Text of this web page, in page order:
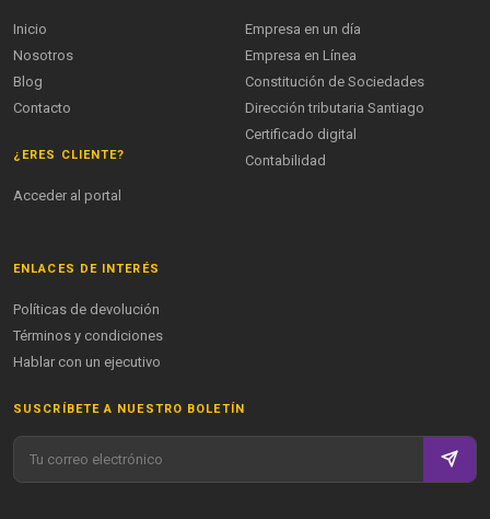
Inicio
Nosotros
Blog
Contacto
¿ERES CLIENTE?
Acceder al portal
Empresa en un día
Empresa en Línea
Constitución de Sociedades
Dirección tributaria Santiago
Certificado digital
Contabilidad
ENLACES DE INTERÉS
Políticas de devolución
Términos y condiciones
Hablar con un ejecutivo
SUSCRÍBETE A NUESTRO BOLETÍN